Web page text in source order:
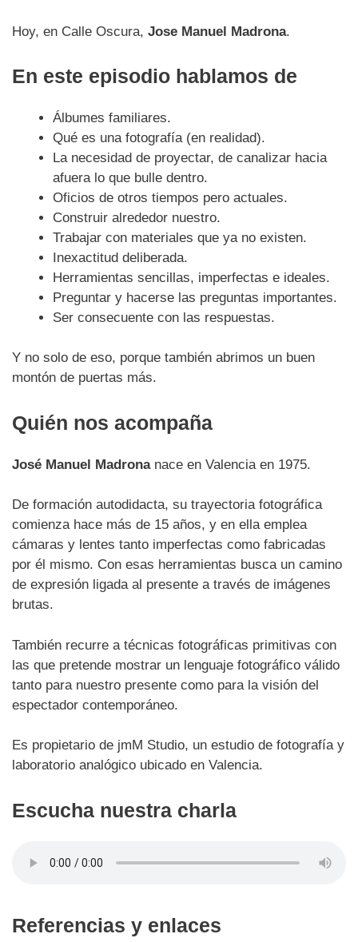
Hoy, en Calle Oscura, Jose Manuel Madrona.
En este episodio hablamos de
Álbumes familiares.
Qué es una fotografía (en realidad).
La necesidad de proyectar, de canalizar hacia
afuera lo que bulle dentro.
Oficios de otros tiempos pero actuales.
Construir alrededor nuestro.
Trabajar con materiales que ya no existen.
Inexactitud deliberada.
Herramientas sencillas, imperfectas e ideales.
Preguntar y hacerse las preguntas importantes.
Ser consecuente con las respuestas.
Y no solo de eso, porque también abrimos un buen
montón de puertas más.
Quién nos acompaña
José Manuel Madronanace en Valencia en 1975.
De formación autodidacta, su trayectoria fotográfica
comienza hace más de 15 años, y en ella emplea
cámaras y lentes tanto imperfectas como fabricadas
por él mismo. Con esas herramientas busca un camino
de expresión ligada al presente a través de imágenes
brutas.
También recurre a técnicas fotográficas primitivas con
las que pretende mostrar un lenguaje fotográfico válido
tanto para nuestro presente como para la visión del
espectador contemporáneo.
Es propietario de jmM Studio, un estudio de fotografía y
laboratorio analógico ubicado en Valencia.
Escucha nuestra charla
Referencias y enlaces